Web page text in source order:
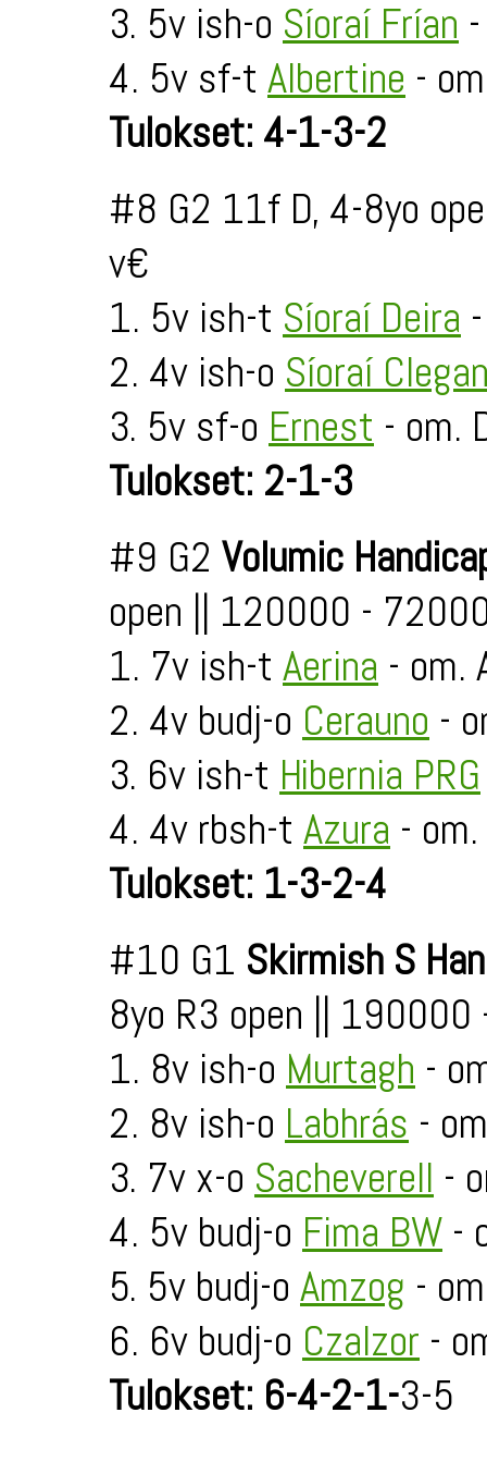
3. 5v ish-o Síoraí Frían
4. 5v sf-t Albertine -
Tulokset: 4-1-3-2
#8 G2 11f D, 4-8yo
v€
1. 5v ish-t Síoraí Deira
2. 4v ish-o Síoraí
3. 5v sf-o Ernest - om.
Tulokset: 2-1-3
#9 G2 Volumic
open || 120000 -
1. 7v ish-t Aerina - om.
2. 4v budj-o Cerauno -
3. 6v ish-t Hibernia PRG
4. 4v rbsh-t Azura -
Tulokset: 1-3-2-4
#10 G1 Skirmish S
8yo R3 open ||
1. 8v ish-o Murtagh -
2. 8v ish-o Labhrás -
3. 7v x-o Sacheverell -
4. 5v budj-o Fima BW -
5. 5v budj-o Amzog -
6. 6v budj-o Czalzor -
Tulokset: 6-4-2-1-3-5